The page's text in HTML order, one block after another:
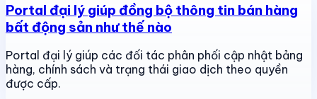
Portal đại lý giúp đồng bộ thông tin bán hàng
bất động sản như thế nào
Portal đại lý giúp các đối tác phân phối cập nhật bảng
hàng, chính sách và trạng thái giao dịch theo quyền
được cấp.